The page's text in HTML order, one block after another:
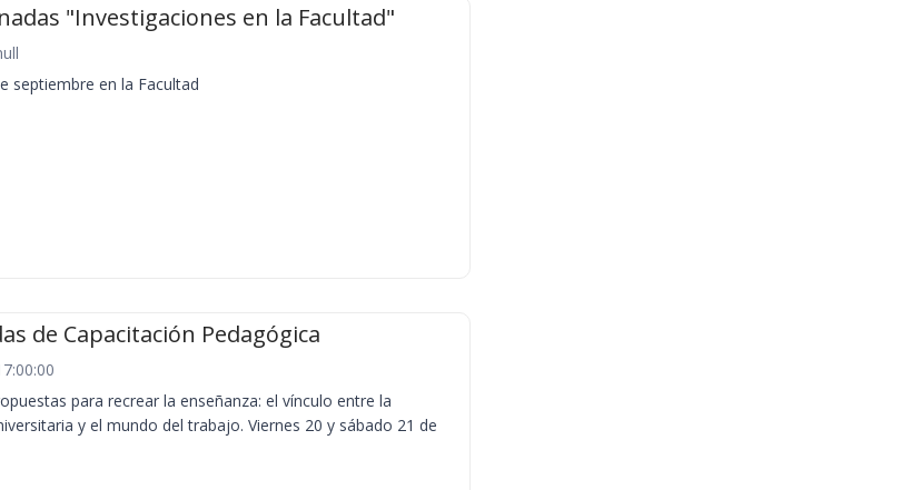
"Investigaciones en la Facultad"
septiembre en la Facultad
de Capacitación Pedagógica
para recrear la enseñanza: el vínculo entre la
y el mundo del trabajo. Viernes 20 y sábado 21 de